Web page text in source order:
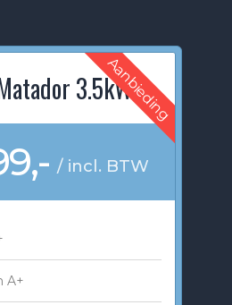
Aanbieding
3.5kW
/ incl. BTW
A+